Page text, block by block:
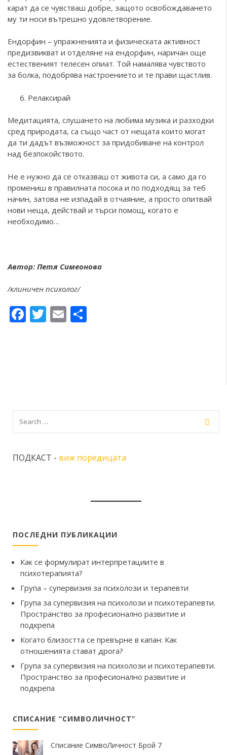
карат да се чувстваш добре, защото освобождаването
му ти носи вътрешно удовлетворение.
Ендорфин – упражненията и физическата активност
предизвикват и отделяне на ендорфин, наричан още
естественият телесен опиат. Той намалява чувството
за болка, подобрява настроението и те прави щастлив.
Релаксирай
Медитацията, слушането на любима музика и разходки
сред природата, са също част от нещата които могат
да ти дадът възможност за придобиване на контрол
над безпокойството.
Не е нужно да се отказваш от живота си, а само да го
промениш в правилната посока и по подходящ за теб
начин, затова не изпадай в отчаяние, а просто опитвай
нови неща, действай и търси помощ, когато е
необходимо…
Автор: Петя Симеонова
/клиничен психолог/
Facebook
Twitter
Email
ПОДКАСТ - виж поредицата
ПОСЛЕДНИ ПУБЛИКАЦИИ
Как се формулират интерпретациите в
психотерапията?
Група – супервизия за психолози и терапевти
Група за супервизия на психолози и психотерапевти.
Пространство за професионално развитие и
подкрепа
Когато близостта се превърне в капан: Как
отношенията стават дрога?
Група за супервизия на психолози и психотерапевти.
Пространство за професионално развитие и
подкрепа
СПИСАНИЕ “СИМВОЛИЧНОСТ”
Списание СимвоЛичност Брой 7